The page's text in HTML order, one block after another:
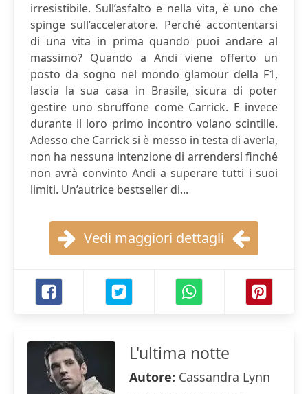
irresistibile. Sull’asfalto e nella vita, è uno che
spinge sull’acceleratore. Perché accontentarsi
di una vita in prima quando puoi andare al
massimo? Quando a Andi viene offerto un
posto da sogno nel mondo glamour della F1,
lascia la sua casa in Brasile, sicura di poter
gestire uno sbruffone come Carrick. E invece
durante il loro primo incontro volano scintille.
Adesso che Carrick si è messo in testa di averla,
non ha nessuna intenzione di arrendersi finché
non avrà convinto Andi a superare tutti i suoi
limiti. Un’autrice bestseller di...
Vedi maggiori dettagli
L'ultima notte
Autore: Cassandra Lynn